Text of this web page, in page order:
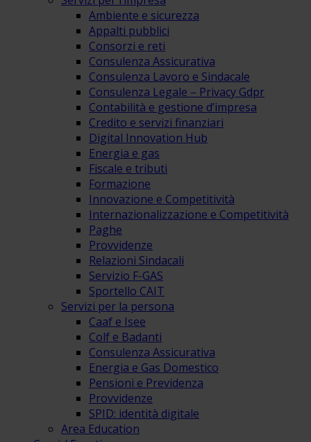
Ambiente e sicurezza
Appalti pubblici
Consorzi e reti
Consulenza Assicurativa
Consulenza Lavoro e Sindacale
Consulenza Legale – Privacy Gdpr
Contabilità e gestione d’impresa
Credito e servizi finanziari
Digital Innovation Hub
Energia e gas
Fiscale e tributi
Formazione
Innovazione e Competitività
Internazionalizzazione e Competitività
Paghe
Provvidenze
Relazioni Sindacali
Servizio F-GAS
Sportello CAIT
Servizi per la persona
Caaf e Isee
Colf e Badanti
Consulenza Assicurativa
Energia e Gas Domestico
Pensioni e Previdenza
Provvidenze
SPID: identità digitale
Area Education